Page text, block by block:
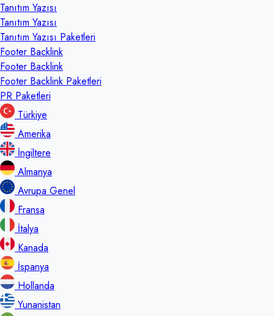
Tanıtım Yazısı
Tanıtım Yazısı
Tanıtım Yazısı Paketleri
Footer Backlink
Footer Backlink
Footer Backlink Paketleri
PR Paketleri
Türkiye
Amerika
İngiltere
Almanya
Avrupa Genel
Fransa
İtalya
Kanada
İspanya
Hollanda
Yunanistan